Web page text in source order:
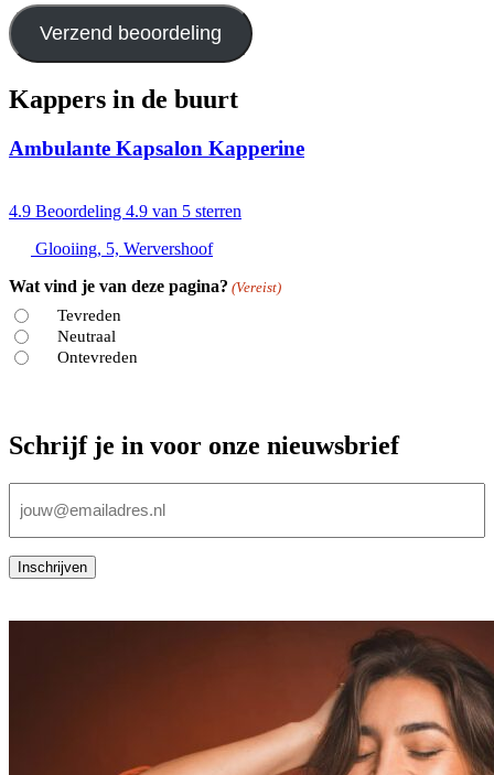
Verzend beoordeling
Kappers in de buurt
Ambulante Kapsalon Kapperine
4.9 Beoordeling 4.9 van 5 sterren
Glooiing, 5, Wervershoof
Wat vind je van deze pagina? (Vereist)
Tevreden
Neutraal
Ontevreden
Schrijf je in voor onze nieuwsbrief
mailadres
Inschrijven